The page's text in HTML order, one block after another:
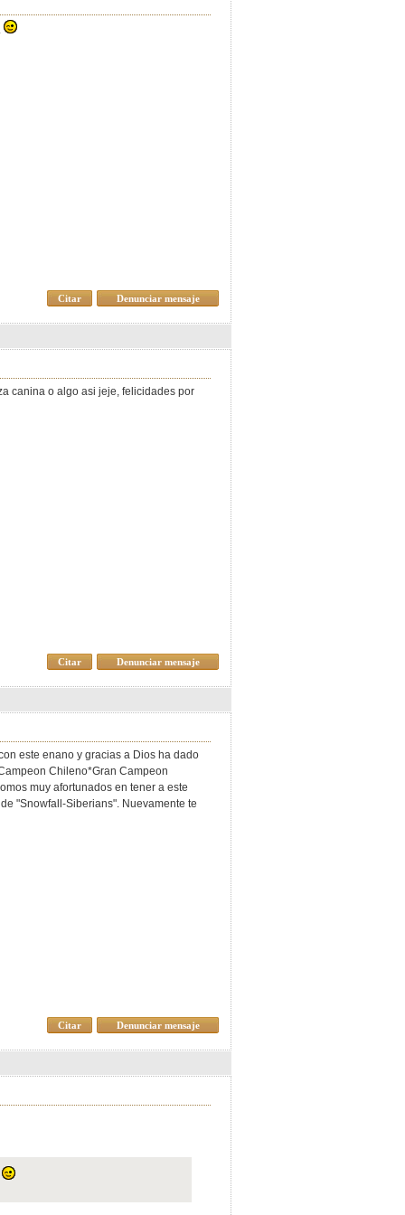
Denunciar mensaje
Citar
canina o algo asi jeje, felicidades por
Denunciar mensaje
Citar
este enano y gracias a Dios ha dado
Chileno*Gran Campeon
muy afortunados en tener a este
"Snowfall-Siberians". Nuevamente te
Denunciar mensaje
Citar